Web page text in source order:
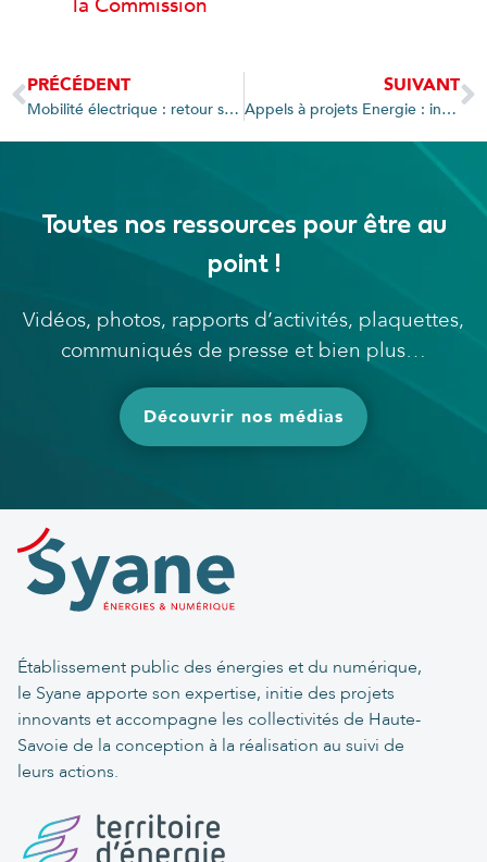
PRÉCÉDENT
Mobilité électrique : retour sur les événements et inaugurations
SUIVANT
Appels à projets Energie : inauguration de l’espace des Allobroges à Cluses
Toutes nos ressources pour être au
point !
Vidéos, photos, rapports d’activités, plaquettes,
communiqués de presse et bien plus…
Découvrir nos médias
Établissement public des énergies et du numérique,
le Syane apporte son expertise, initie des projets
innovants et accompagne les collectivités de Haute-
Savoie de la conception à la réalisation au suivi de
leurs actions.